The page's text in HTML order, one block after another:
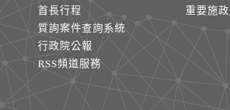
首長行程
質詢案件查詢系統
行政院公報
RSS頻道服務
重要施